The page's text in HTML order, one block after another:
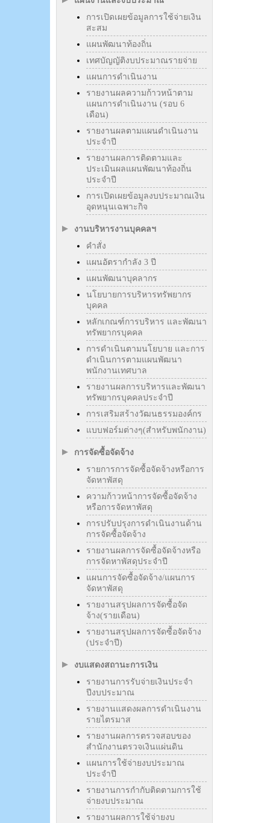
การเปิดเผยข้อมูลการใช้จ่ายเงิน
สะสม
แผนพัฒนาท้องถิ่น
เทศบัญญัติงบประมาณรายจ่าย
แผนการดำเนินงาน
รายงานผลความก้าวหน้าตาม
แผนการดำเนินงาน (รอบ 6
เดือน)
รายงานผลตามแผนดำเนินงาน
ประจำปี
รายงานผลการติดตามและ
ประเมินผลแผนพัฒนาท้องถิ่น
ประจำปี
การเปิดเผยข้อมูลงบประมาณเงิน
อุดหนุนเฉพาะกิจ
งานบริหารงานบุคคลฯ
คำสั่ง
แผนอัตรากำลัง 3 ปี
แผนพัฒนาบุคลากร
นโยบายการบริหารทรัพยากร
บุคคล
หลักเกณฑ์การบริหาร และพัฒนา
ทรัพยากรบุคคล
การดำเนินตามนโยบาย และการ
ดำเนินการตามแผนพัฒนา
พนักงานเทศบาล
รายงานผลการบริหารและพัฒนา
ทรัพยากรบุคคลประจำปี
การเสริมสร้างวัฒนธรรมองค์กร
แบบฟอร์มต่างๆ(สำหรับพนักงาน)
การจัดซื้อจัดจ้าง
รายการการจัดซื้อจัดจ้างหรือการ
จัดหาพัสดุ
ความก้าวหน้าการจัดซื้อจัดจ้าง
หรือการจัดหาพัสดุ
การปรับปรุงการดำเนินงานด้าน
การจัดซื้อจัดจ้าง
รายงานผลการจัดซื้อจัดจ้างหรือ
การจัดหาพัสดุประจำปี
แผนการจัดซื้อจัดจ้าง/แผนการ
จัดหาพัสดุ
รายงานสรุปผลการจัดซื้อจัด
จ้าง(รายเดือน)
รายงานสรุปผลการจัดซื้อจัดจ้าง
(ประจำปี)
งบแสดงสถานะการเงิน
รายงานการรับจ่ายเงินประจำ
ปีงบประมาณ
รายงานแสดงผลการดำเนินงาน
รายไตรมาส
รายงานผลการตรวจสอบของ
สำนักงานตรวจเงินแผ่นดิน
แผนการใช้จ่ายงบประมาณ
ประจำปี
รายงานการกำกับติดตามการใช้
จ่ายงบประมาณ
รายงานผลการใช้จ่ายงบ